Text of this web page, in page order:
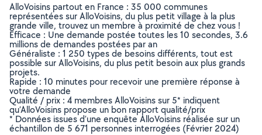
AlloVoisins partout en France : 35 000 communes
représentées sur AlloVoisins, du plus petit village à la plus
grande ville, trouvez un membre à proximité de chez vous !
Efficace : Une demande postée toutes les 10 secondes, 3.6
millions de demandes postées par an
Généraliste : 1 250 types de besoins différents, tout est
possible sur AlloVoisins, du plus petit besoin aux plus grands
projets.
Rapide : 10 minutes pour recevoir une première réponse à
votre demande
Qualité / prix : 4 membres AlloVoisins sur 5* indiquent
qu’AlloVoisins propose un bon rapport qualité/prix
* Données issues d’une enquête AlloVoisins réalisée sur un
échantillon de 5 671 personnes interrogées (Février 2024)